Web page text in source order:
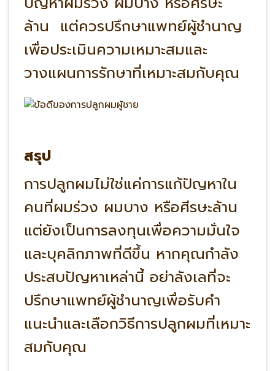
ล้าน แต่ควรปรึกษาแพทย์ผู้ชำนาญ
เพื่อประเมินความเหมาะสมและ
วางแผนการรักษาที่เหมาะสมกับคุณ
สรุป
การปลูกผมไม่ใช่แค่การแก้ปัญหาใน
คนที่ผมร่วง ผมบาง หรือศีรษะล้าน
แต่ยังเป็นการลงทุนเพื่อความมั่นใจ
และบุคลิกภาพที่ดีขึ้น หากคุณกำลัง
ประสบปัญหาเหล่านี้ อย่าลังเลที่จะ
ปรึกษาแพทย์ผู้ชำนาญเพื่อรับคำ
แนะนำและเลือกวิธีการปลูกผมที่เหมาะ
สมกับคุณ